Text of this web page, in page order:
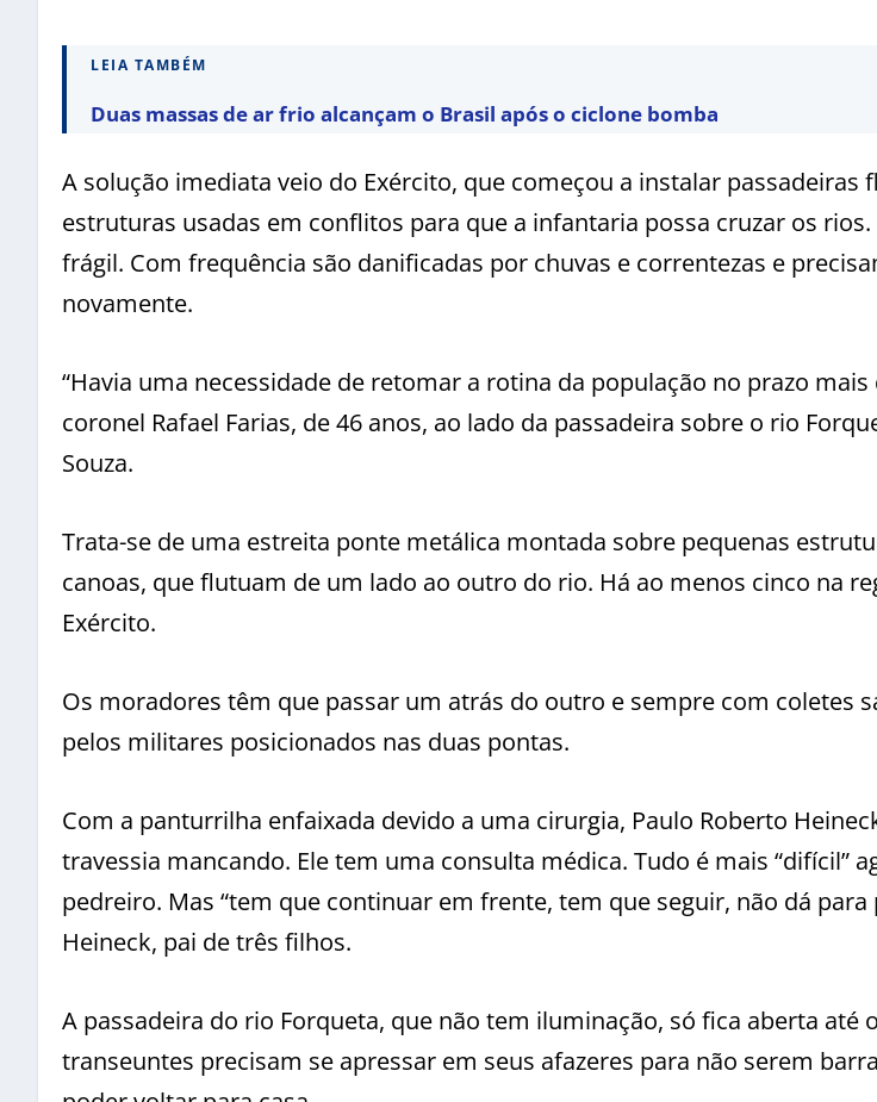
LEIA TAMBÉM
Duas massas de ar frio alcançam o Brasil após o ciclone bomba
A solução imediata veio do Exército, que começou a instalar passadeiras
estruturas usadas em conflitos para que a infantaria possa cruzar os
frágil. Com frequência são danificadas por chuvas e correntezas e
novamente.
“Havia uma necessidade de retomar a rotina da população no prazo mais
coronel Rafael Farias, de 46 anos, ao lado da passadeira sobre o rio
Souza.
Trata-se de uma estreita ponte metálica montada sobre pequenas
canoas, que flutuam de um lado ao outro do rio. Há ao menos cinco na
Exército.
Os moradores têm que passar um atrás do outro e sempre com coletes
pelos militares posicionados nas duas pontas.
Com a panturrilha enfaixada devido a uma cirurgia, Paulo Roberto
travessia mancando. Ele tem uma consulta médica. Tudo é mais “difícil”
pedreiro. Mas “tem que continuar em frente, tem que seguir, não dá para
Heineck, pai de três filhos.
A passadeira do rio Forqueta, que não tem iluminação, só fica aberta até
transeuntes precisam se apressar em seus afazeres para não serem